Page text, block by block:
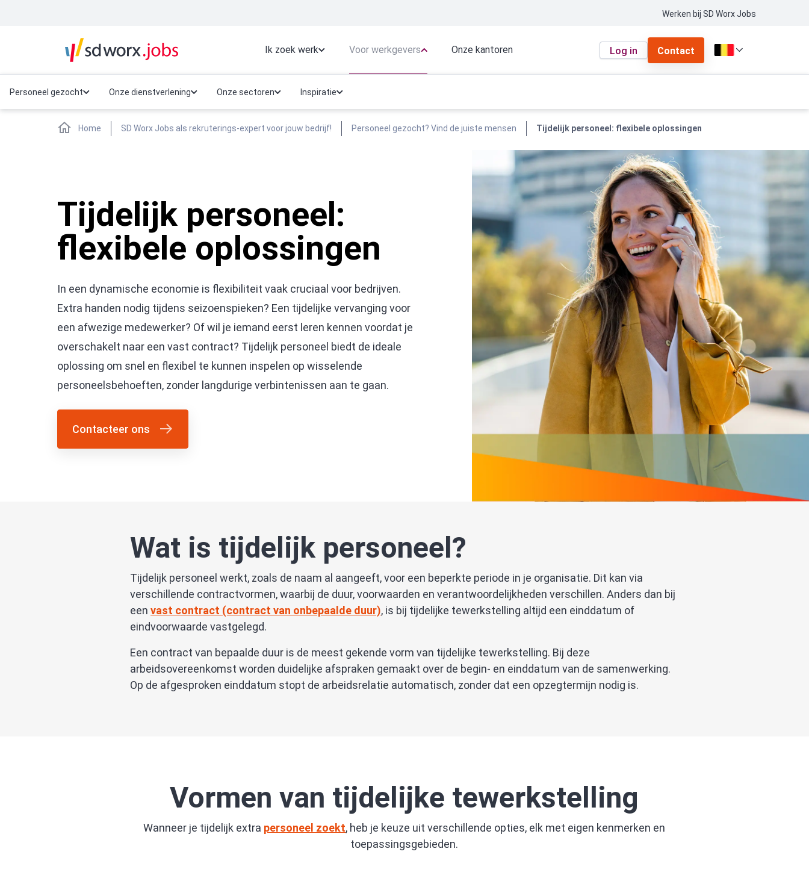
Werken bij SD Worx Jobs
Ik zoek werk Voor werkgevers
Personeel gezocht Onze dienstverlening Onze sectoren Inspiratie
Onze kantoren Log in Contact
Home SD Worx Jobs als rekruterings-expert voor jouw bedrijf! Personeel gezocht? Vind de juiste mensen Tijdelijk personeel: flexibele oplossingen
Tijdelijk personeel:
flexibele oplossingen
In een dynamische economie is flexibiliteit vaak cruciaal voor bedrijven.
Extra handen nodig tijdens seizoenspieken? Een tijdelijke vervanging voor
een afwezige medewerker? Of wil je iemand eerst leren kennen voordat je
overschakelt naar een vast contract? Tijdelijk personeel biedt de ideale
oplossing om snel en flexibel te kunnen inspelen op wisselende
personeelsbehoeften, zonder langdurige verbintenissen aan te gaan.
Contacteer ons
Wat is tijdelijk personeel?
Tijdelijk personeel werkt, zoals de naam al aangeeft, voor een beperkte periode in je organisatie. Dit kan via
verschillende contractvormen, waarbij de duur, voorwaarden en verantwoordelijkheden verschillen. Anders dan bij
eenvast contract (contract van onbepaalde duur), is bij tijdelijke tewerkstelling altijd een einddatum of
eindvoorwaarde vastgelegd.
Een contract van bepaalde duur is de meest gekende vorm van tijdelijke tewerkstelling. Bij deze
arbeidsovereenkomst worden duidelijke afspraken gemaakt over de begin- en einddatum van de samenwerking.
Op de afgesproken einddatum stopt de arbeidsrelatie automatisch, zonder dat een opzegtermijn nodig is.
Vormen van tijdelijke tewerkstelling
Wanneer je tijdelijk extra personeel zoekt, heb je keuze uit verschillende opties, elk met eigen kenmerken en
toepassingsgebieden.